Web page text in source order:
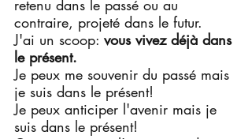
retenu dans le passé ou au
contraire, projeté dans le futur.
J'ai un scoop: vous vivez déjà dans
le présent.
Je peux me souvenir du passé mais
je suis dans le présent!
Je peux anticiper l'avenir mais je
suis dans le présent!